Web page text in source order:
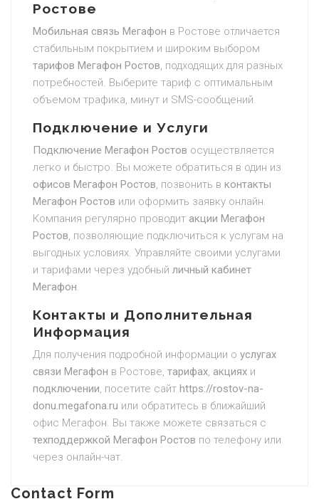
Ростове
Мобильная связь Мегафон в Ростове отличается
стабильным покрытием и широким выбором
тарифов Мегафон Ростов, подходящих для разных
потребностей. Выберите тариф с оптимальным
объемом трафика, минут и SMS-сообщений.
Подключение и Услуги
Подключение Мегафон Ростов осуществляется
легко и быстро. Вы можете обратиться в один из
офисов Мегафон Ростов, позвонить в контакты
Мегафон Ростов или оформить заявку онлайн.
Компания регулярно проводит акции Мегафон
Ростов, позволяющие подключиться к услугам на
выгодных условиях. Управляйте своими услугами
и тарифами через удобный личный кабинет
Мегафон.
Контакты и Дополнительная
Информация
Для получения подробной информации о услугах
связи Мегафон в Ростове, тарифах, акциях и
подключении, посетите сайт https://rostov-na-
donu.megafona.ru или обратитесь в ближайший
офис Мегафон. Вы также можете связаться с
техподдержкой Мегафон Ростов по телефону или
через онлайн-чат.
Contact Form